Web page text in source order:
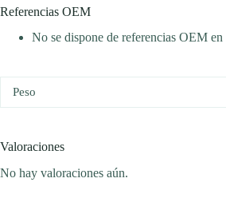
Referencias OEM
No se dispone de referencias OEM en
Peso
Valoraciones
No hay valoraciones aún.